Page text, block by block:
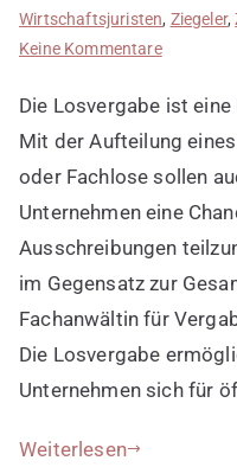
Wirtschaftsjuristen, Ziegeler,
Keine Kommentarezu
einsetzen
Die Losvergabe ist
Mit der Aufteilung
oder Fachlose sollen
Unternehmen eine
Ausschreibungen
im Gegensatz zur
Fachanwältin für
Die Losvergabe
Unternehmen sich für
Weiterlesen